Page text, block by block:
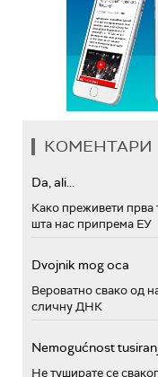
КОМЕНТАРИ
Da, ali...
Како преживети прва
шта нас припрема ЕУ
Dvojnik mog oca
Вероватно свако од
сличну ДНК
Nemogućnost
Не туширате се